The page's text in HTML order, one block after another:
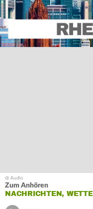
Zum Anhören
NACHRICHTEN,